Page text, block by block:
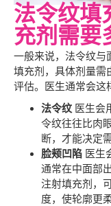
法令纹填
充剂需要
一般来说，法令纹与
填充剂，具体剂量需
评估。医生通常会这
法令纹 医生会
令纹往往比肉
断，才能决定
脸颊凹陷 医生
通常在中面部
注射填充剂，
度，使轮廓更柔